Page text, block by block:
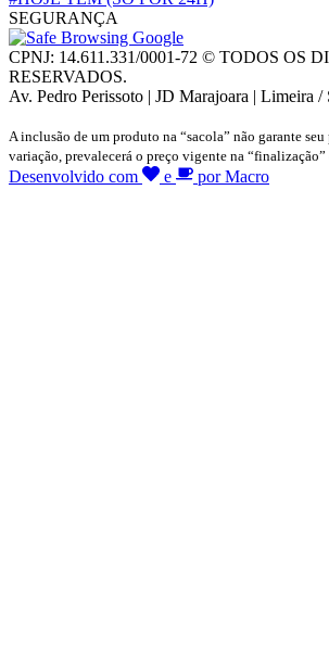
SEGURANÇA
CPNJ: 14.611.331/0001-72 © TODOS OS
RESERVADOS.
Av. Pedro Perissoto | JD Marajoara | Limeira /
A inclusão de um produto na “sacola” não garante seu
variação, prevalecerá o preço vigente na “finalização”
Desenvolvido com e por Macro